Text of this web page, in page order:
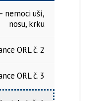
nemoci uší,
nosu, krku
ORL č. 2
ORL č. 3